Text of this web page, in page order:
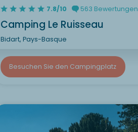
7.8/10 563 Bewertungen
Camping Le Ruisseau
Bidart, Pays-Basque
Besuchen Sie den Campingplatz